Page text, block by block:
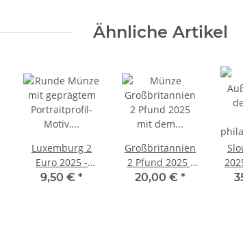
Ähnliche Artikel
Luxemburg 2
Euro 2025 -
Schumann
9,50 € *
Großbritannien
2 Pfund 2025 -
RRS Discovery
20,00 € *